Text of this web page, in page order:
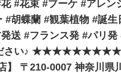
#花束 #ブーケ #アレン
#胡蝶蘭 #観葉植物 #誕
送 #フランス発 #パリ発
ください♪
】 〒210-0007 神奈川県